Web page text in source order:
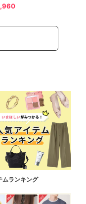
ムランキング